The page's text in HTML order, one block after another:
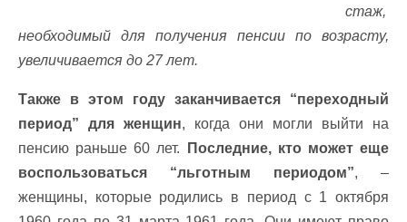
стаж,
необходимый для получения пенсии по возрасту,
увеличивается до 27 лет.
Также в этом году заканчивается “переходный
период” для женщин, когда они могли выйти на
пенсию раньше 60 лет.
Последние, кто может еще
воспользоваться “льготным периодом”, –
женщины, которые родились в период с 1 октября